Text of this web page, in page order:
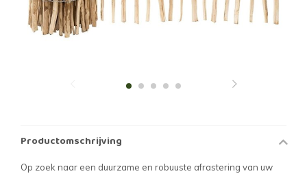
Productomschrijving
Op zoek naar een duurzame en robuuste afrastering van uw